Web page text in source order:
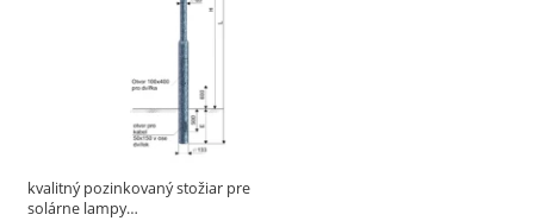
kvalitný pozinkovaný stožiar pre
solárne lampy…